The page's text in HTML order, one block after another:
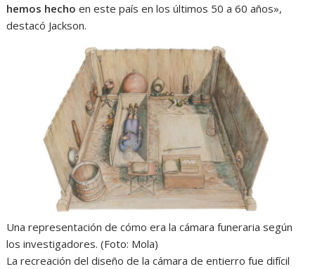
hemos hecho en este país en los últimos 50 a 60 años»,
destacó Jackson.
Una representación de cómo era la cámara funeraria según
los investigadores. (Foto: Mola)
La recreación del diseño de la cámara de entierro fue difícil